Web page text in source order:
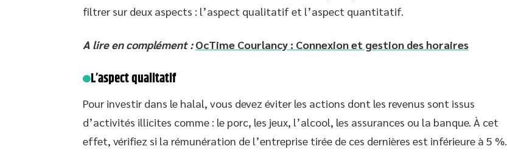
filtrer sur deux aspects : l’aspect qualitatif et l’aspect quantitatif.
A lire en complément : OcTime Courlancy : Connexion et gestion des horaires
L’aspect qualitatif
Pour investir dans le halal, vous devez éviter les actions dont les revenus sont issus
d’activités illicites comme : le porc, les jeux, l’alcool, les assurances ou la banque. À cet
effet, vérifiez si la rémunération de l’entreprise tirée de ces dernières est inférieure à 5 %.